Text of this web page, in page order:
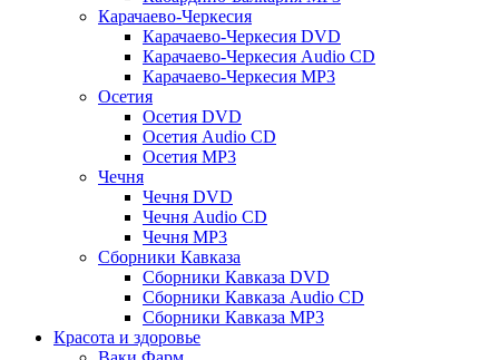
Карачаево-Черкесия
Карачаево-Черкесия DVD
Карачаево-Черкесия Audio CD
Карачаево-Черкесия MP3
Осетия
Осетия DVD
Осетия Audio CD
Осетия MP3
Чечня
Чечня DVD
Чечня Audio CD
Чечня MP3
Сборники Кавказа
Сборники Кавказа DVD
Сборники Кавказа Audio CD
Сборники Кавказа MP3
Красота и здоровье